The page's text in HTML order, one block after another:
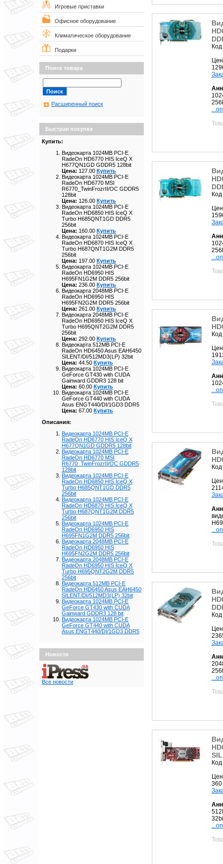
Игровые приставки
Офисное оборудование
Климатическое оборудование
Подарки
Поиск товара
Расширенный поиск
Быстрая покупка
Купить:
Видеокарта 1024MB PCI-E
RadeOn HD6770 HIS IceQ X
H677QN1GD GDDR5 128bit
Цена: 127.00 Купить
Видеокарта 1024MB PCI-E
RadeOn HD6770 MSI
R6770_TwinFrozrII/OC GDDR5
128bit
Цена: 126.00 Купить
Видеокарта 1024MB PCI-E
RadeOn HD6850 HIS IceQ X
Turbo H685QNT1GD DDR5
256bit
Цена: 160.00 Купить
Видеокарта 1024MB PCI-E
RadeOn HD6870 HIS IceQ X
Turbo H687QNT1G2M DDR5
256bit
Цена: 197.00 Купить
Видеокарта 1024MB PCI-E
RadeOn HD6950 HIS
H695FN1G2M DDR5 256bit
Цена: 236.00 Купить
Видеокарта 2048MB PCI-E
RadeOn HD6950 HIS
H695FN2G2M DDR5 256bit
Цена: 261.00 Купить
Видеокарта 2048MB PCI-E
RadeOn HD6950 HIS IceQ X
Turbo H695QNT2G2M DDR5
256bit
Цена: 292.00 Купить
Видеокарта 512MB PCI-E
RadeOn HD6450 Asus EAH6450
SILENT/DI/512MD3(LP) 32bit
Цена: 44.50 Купить
Видеокарта 1024MB PCI-E
GeForce GT430 with CUDA
Gainward GDDR3 128 bit
Цена: 60.00 Купить
Видеокарта 1024MB PCI-E
GeForce GT440 with CUDA
Asus ENGT440/DI/1GD3 DDR5
Цена: 67.00 Купить
Описания:
Видеокарта 1024MB PCI-E
RadeOn HD6770 HIS IceQ X
H677QN1GD GDDR5 128bit
Видеокарта 1024MB PCI-E
RadeOn HD6770 MSI
R6770_TwinFrozrII/OC GDDR5
128bit
Видеокарта 1024MB PCI-E
RadeOn HD6850 HIS IceQ X
Turbo H685QNT1GD DDR5
256bit
Видеокарта 1024MB PCI-E
RadeOn HD6870 HIS IceQ X
Turbo H687QNT1G2M DDR5
256bit
Видеокарта 1024MB PCI-E
RadeOn HD6950 HIS
H695FN1G2M DDR5 256bit
Видеокарта 2048MB PCI-E
RadeOn HD6950 HIS
H695FN2G2M DDR5 256bit
Видеокарта 2048MB PCI-E
RadeOn HD6950 HIS IceQ X
Turbo H695QNT2G2M DDR5
256bit
Видеокарта 512MB PCI-E
RadeOn HD6450 Asus EAH6450
SILENT/DI/512MD3(LP) 32bit
Видеокарта 1024MB PCI-E
GeForce GT430 with CUDA
Gainward GDDR3 128 bit
Видеокарта 1024MB PCI-E
GeForce GT440 with CUDA
Asus ENGT440/DI/1GD3 DDR5
Новости
Все новости